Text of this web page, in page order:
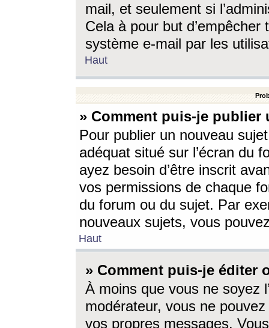
mail, et seulement si
Cela à pour but
système e-mail par les
Haut
» Comment puis-je
Pour publier un nouveau
adéquat situé sur l’écran du
ayez besoin d’être inscrit
vos permissions de chaque
du forum ou du sujet. Par
nouveaux sujets, vous
Haut
» Comment puis-je éditer
À moins que vous ne soyez
modérateur, vous ne
vos propres messages.